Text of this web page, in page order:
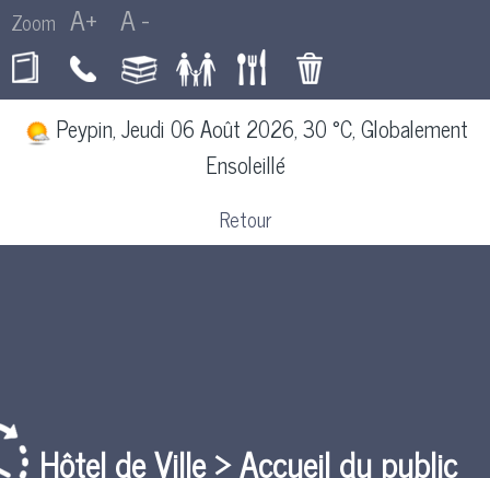
Peypin, Jeudi 06 Août 2026, 30 °C, Globalement
Ensoleillé
Retour
Hôtel de Ville > Accueil du public